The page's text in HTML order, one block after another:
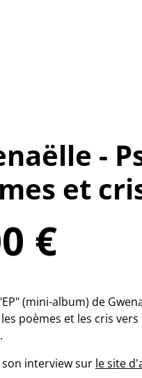
-
et
€
(mini-album) de
poèmes et les cris
interview sur le site